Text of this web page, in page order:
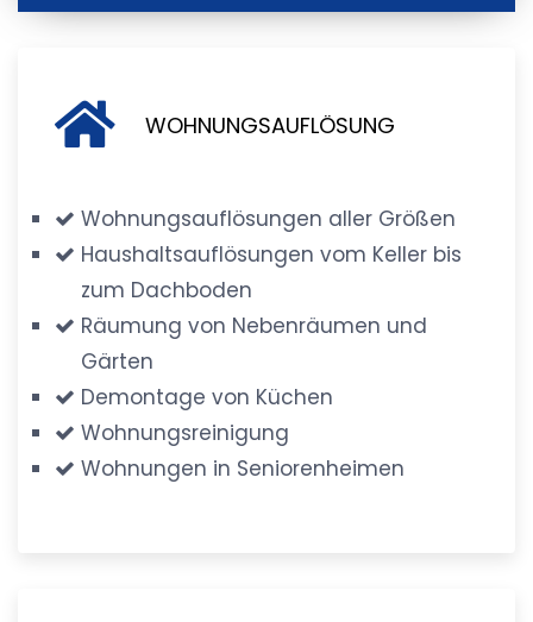
WOHNUNGSAUFLÖSUNG
Wohnungsauflösungen aller Größen
Haushaltsauflösungen vom Keller bis
zum Dachboden
Räumung von Nebenräumen und
Gärten
Demontage von Küchen
Wohnungsreinigung
Wohnungen in Seniorenheimen